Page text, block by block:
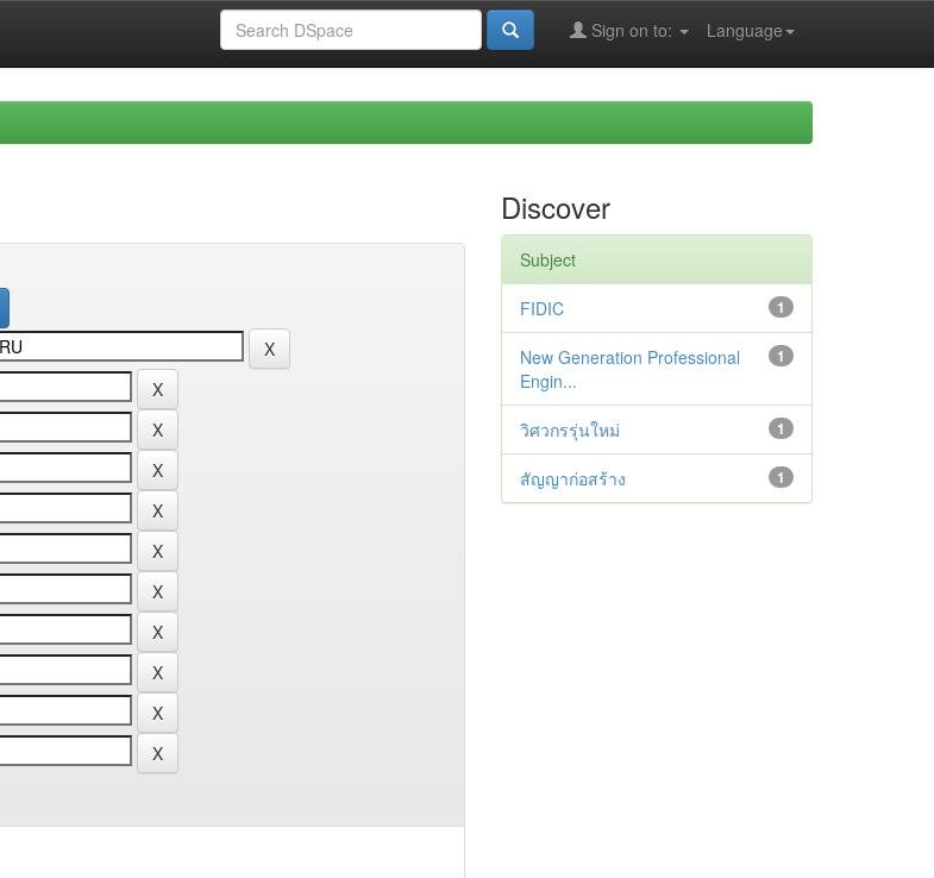
Language
Sign on to:
Discover
Subject
1
FIDIC
1
New Generation Professional
Engin...
1
วิศวกรรุ่นใหม่
1
สัญญาก่อสร้าง